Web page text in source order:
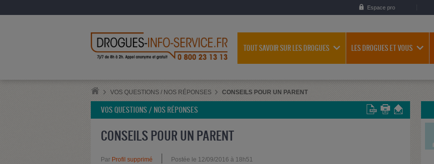
Espace pro
TOUT SAVOIR SUR LES DROGUES LES DROGUES ET VOUS
VOS QUESTIONS / NOS RÉPONSES CONSEILS POUR UN PARENT
VOS QUESTIONS / NOS RÉPONSES
CONSEILS POUR UN PARENT
Par Profil supprimé Postée le 12/09/2016 à 18h51